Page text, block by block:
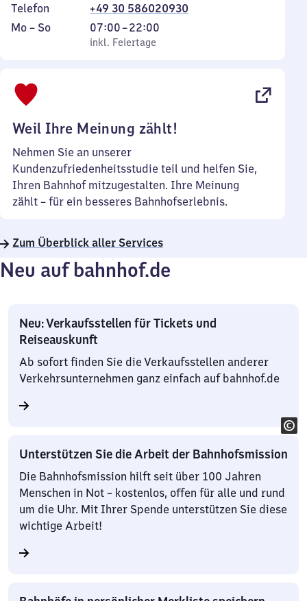
Telefon
+49 30 586020930
Montag
Mo – So,
inkl. Feiertage
07:00–22:00
Von
7
inkl. Feiertage
Weil Ihre Meinung zählt!
Nehmen Sie an unserer
Kundenzufriedenheitsstudie teil und helfen Sie,
Ihren Bahnhof mitzugestalten. Ihre Meinung
zählt – für ein besseres Bahnhofserlebnis.
Zum Überblick aller Services
Neu auf bahnhof.de
Neu: Verkaufsstellen für Tickets und
Reiseauskunft
Ab sofort finden Sie die Verkaufsstellen anderer
Verkehrsunternehmen ganz einfach auf bahnhof.de
Unterstützen Sie die Arbeit der Bahnhofsmission
Die Bahnhofsmission hilft seit über 100 Jahren
Menschen in Not – kostenlos, offen für alle und rund
um die Uhr. Mit Ihrer Spende unterstützen Sie diese
wichtige Arbeit!